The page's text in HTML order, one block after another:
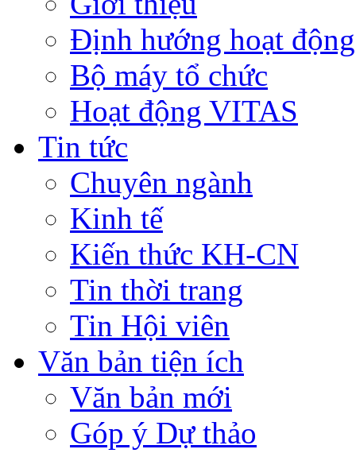
Định hướng hoạt động
Bộ máy tổ chức
Hoạt động VITAS
Tin tức
Chuyên ngành
Kinh tế
Kiến thức KH-CN
Tin thời trang
Tin Hội viên
Văn bản tiện ích
Văn bản mới
Góp ý Dự thảo